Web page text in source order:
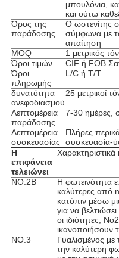
μπουλόνια,
και ούτω
Όρος της
παράδοσης
Ο ωστενίτης
σύμφωνα με
απαίτηση
MOQ
1 μετρικός
Όροι τιμών
CIF ή FOB
Όροι
πληρωμής
L/C ή T/T
δυνατότητα
ανεφοδιασμού
25 μετρικοί
Λεπτομέρεια
παράδοσης
7-30 ημέρες,
Λεπτομέρεια
συσκευασίας
Πλήρες
συσκευασία-
Η
επιφάνεια
τελειώνει
Χαρακτηριστικά
NO.2B
Η φωτεινότητα
καλύτερες από
κατόπιν μέσω
για να
οι ιδιότητες,
ικανοποιήσουν
NO.3
Γυαλισμένος με
την καλύτερη